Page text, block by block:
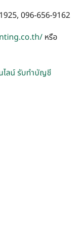
096-656-9162
หรือ
ลน์ รับทำบัญชี